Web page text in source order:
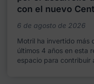
con el nuevo
6 de agosto de 2026
Motril ha invertido más
últimos 4 años en esta
espacio para contribuir